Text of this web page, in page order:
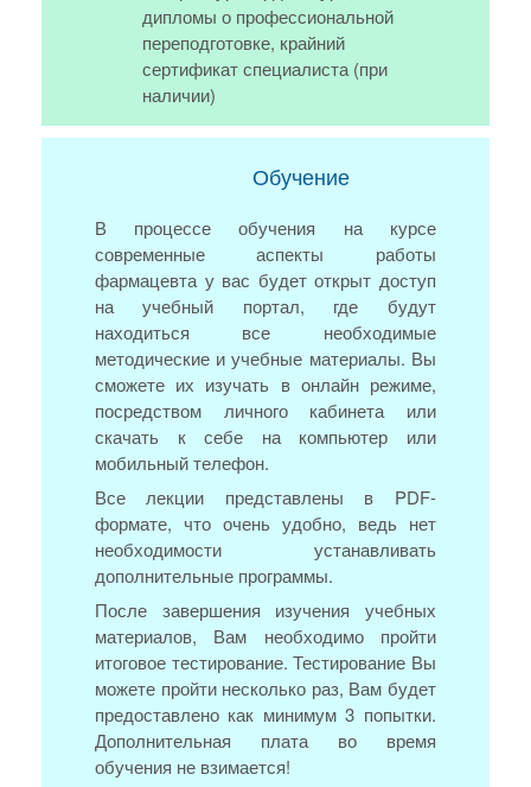
дипломы о профессиональной
переподготовке, крайний
сертификат специалиста (при
наличии)
Обучение
В процессе обучения на курсе
современные аспекты работы
фармацевта у вас будет открыт доступ
на учебный портал, где будут
находиться все необходимые
методические и учебные материалы. Вы
сможете их изучать в онлайн режиме,
посредством личного кабинета или
скачать к себе на компьютер или
мобильный телефон.
Все лекции представлены в PDF-
формате, что очень удобно, ведь нет
необходимости устанавливать
дополнительные программы.
После завершения изучения учебных
материалов, Вам необходимо пройти
итоговое тестирование. Тестирование Вы
можете пройти несколько раз, Вам будет
предоставлено как минимум 3 попытки.
Дополнительная плата во время
обучения не взимается!